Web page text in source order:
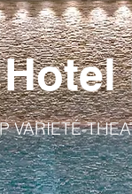
VARIETÉ-